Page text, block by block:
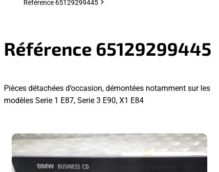
Référence 65129299445
Référence 65129299445
Pièces détachées d’occasion, démontées notamment sur les
modèles Serie 1 E87, Serie 3 E90, X1 E84